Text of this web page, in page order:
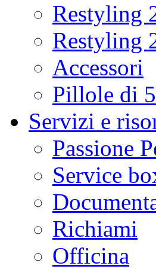
Restyling
Restyling
Accessori
Pillole di
Servizi e
Passione
Service
Richiami
Officina